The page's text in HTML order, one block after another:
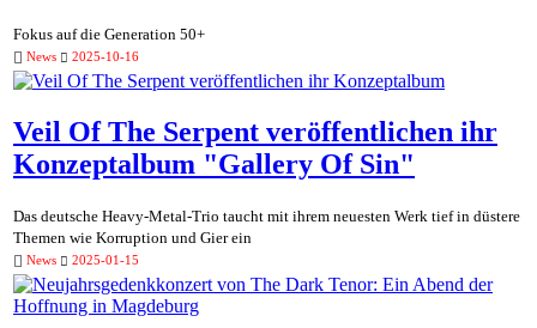
Fokus auf die Generation 50+
News 2025-10-16
Veil Of The Serpent veröffentlichen ihr
Konzeptalbum "Gallery Of Sin"
Das deutsche Heavy-Metal-Trio taucht mit ihrem neuesten Werk tief in düstere
Themen wie Korruption und Gier ein
News 2025-01-15